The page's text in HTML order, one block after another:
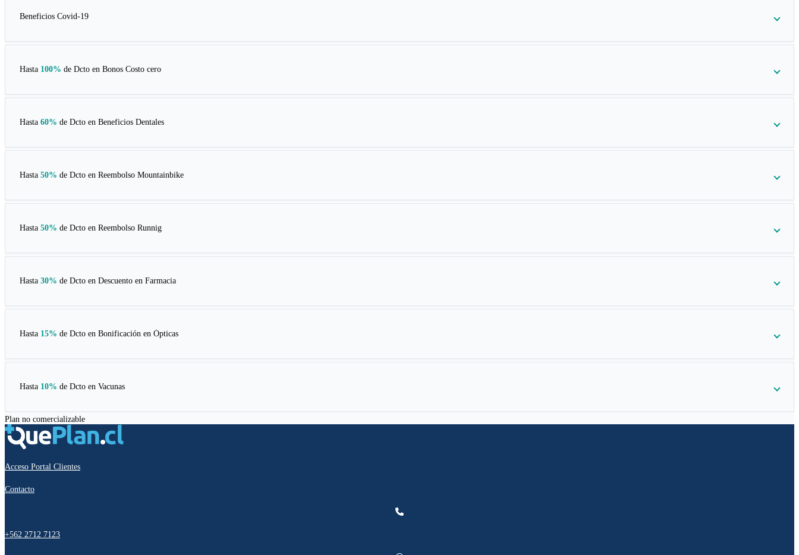
Beneficios Covid-19
Hasta 100% de Dcto en Bonos Costo cero
Hasta 60% de Dcto en Beneficios Dentales
Hasta 50% de Dcto en Reembolso Mountainbike
Hasta 50% de Dcto en Reembolso Runnig
Hasta 30% de Dcto en Descuento en Farmacia
Hasta 15% de Dcto en Bonificación en Ópticas
Hasta 10% de Dcto en Vacunas
Plan no comercializable
Acceso Portal Clientes
Contacto
+562 2712 7123